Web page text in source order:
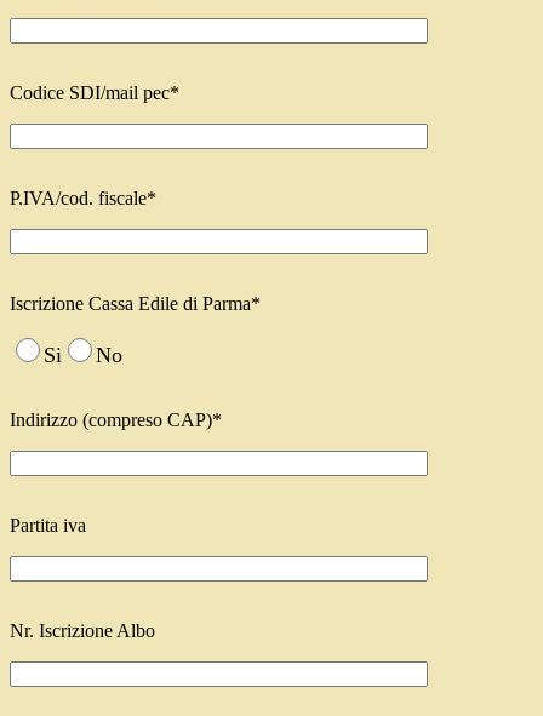
Codice SDI/mail pec*
P.IVA/cod. fiscale*
Iscrizione Cassa Edile di Parma*
Si No
Indirizzo (compreso CAP)*
Partita iva
Nr. Iscrizione Albo